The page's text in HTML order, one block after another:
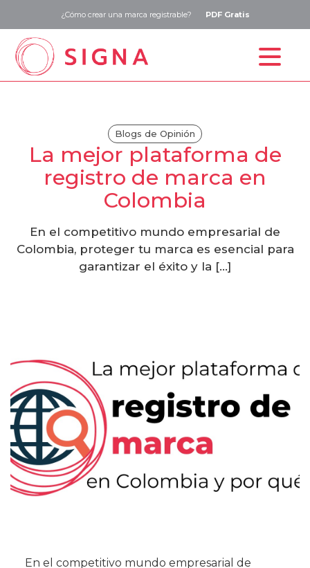
¿Cómo crear una marca registrable? PDF Gratis
Estudio de marca
Registro de marca
Precios
Contacto
Blogs de Opinión
La mejor plataforma de
registro de marca en
Colombia
En el competitivo mundo empresarial de
Colombia, proteger tu marca es esencial para
garantizar el éxito y la […]
En el competitivo mundo empresarial de